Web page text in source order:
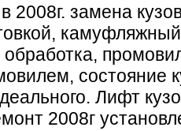
2008г. замена
обработка,
состояние
Лифт
2008г